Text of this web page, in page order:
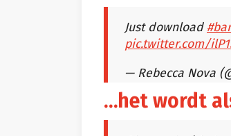
Just download
pic.twitter.com/
— Rebecca Nova
…het wordt